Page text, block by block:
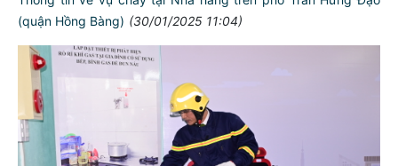
(quận Hồng Bàng) (30/01/2025 11:04)